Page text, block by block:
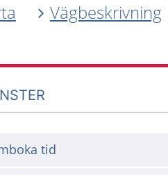
Vägbeskrivning
tid